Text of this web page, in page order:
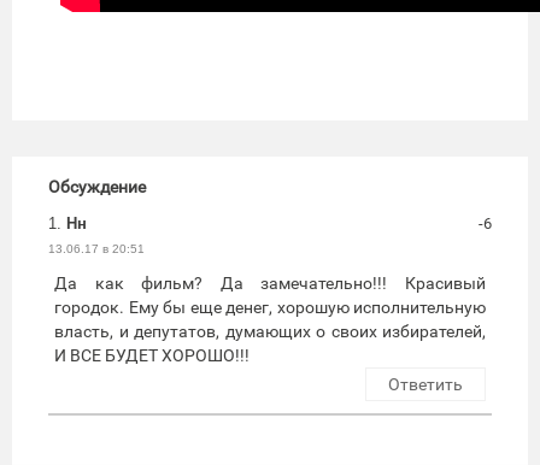
Обсуждение
1. Нн
13.06.17 в 20:51
-6
Да как фильм? Да замечательно!!! Красивый
городок. Ему бы еще денег, хорошую исполнительную
власть, и депутатов, думающих о своих избирателей,
И ВСЕ БУДЕТ ХОРОШО!!!
Ответить